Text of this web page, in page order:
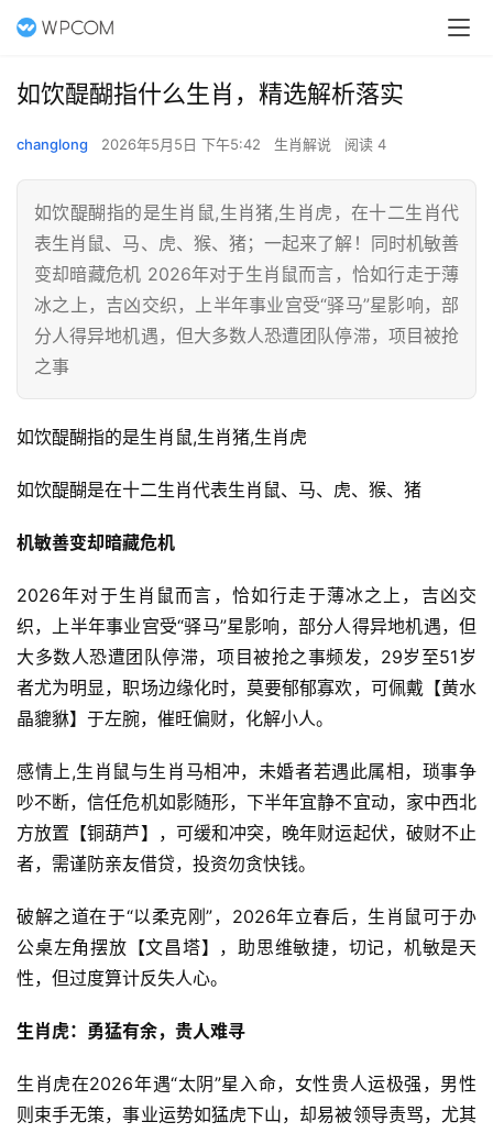
如饮醍醐指什么生肖，精选解析落实
changlong 2026年5月5日 下午5:42 生肖解说 阅读 4
如饮醍醐指的是生肖鼠,生肖猪,生肖虎，在十二生肖代
表生肖鼠、马、虎、猴、猪；一起来了解！同时机敏善
变却暗藏危机 2026年对于生肖鼠而言，恰如行走于薄
冰之上，吉凶交织，上半年事业宫受“驿马”星影响，部
分人得异地机遇，但大多数人恐遭团队停滞，项目被抢
之事
如饮醍醐指的是生肖鼠,生肖猪,生肖虎
如饮醍醐是在十二生肖代表生肖鼠、马、虎、猴、猪
机敏善变却暗藏危机
2026年对于生肖鼠而言，恰如行走于薄冰之上，吉凶交
织，上半年事业宫受“驿马”星影响，部分人得异地机遇，但
大多数人恐遭团队停滞，项目被抢之事频发，29岁至51岁
者尤为明显，职场边缘化时，莫要郁郁寡欢，可佩戴【黄水
晶貔貅】于左腕，催旺偏财，化解小人。
感情上,生肖鼠与生肖马相冲，未婚者若遇此属相，琐事争
吵不断，信任危机如影随形，下半年宜静不宜动，家中西北
方放置【铜葫芦】，可缓和冲突，晚年财运起伏，破财不止
者，需谨防亲友借贷，投资勿贪快钱。
破解之道在于“以柔克刚”，2026年立春后，生肖鼠可于办
公桌左角摆放【文昌塔】，助思维敏捷，切记，机敏是天
性，但过度算计反失人心。
生肖虎：勇猛有余，贵人难寻
生肖虎在2026年遇“太阴”星入命，女性贵人运极强，男性
则束手无策，事业运势如猛虎下山，却易被领导责骂，尤其